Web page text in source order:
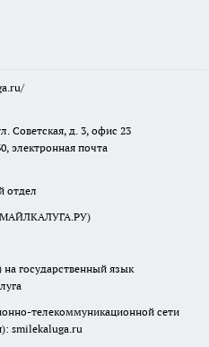
Советская, д. 3, офис 23
электронная почта
отдел
государственный язык
телекоммуникационной сети
smilekaluga.ru